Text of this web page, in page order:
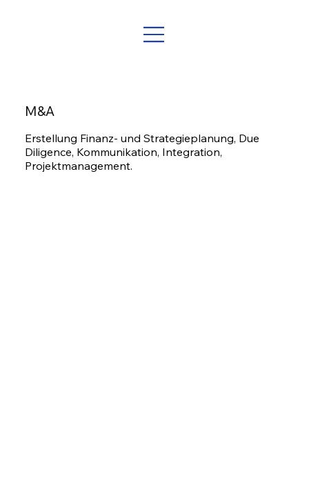
M&A
Erstellung Finanz- und Strategieplanung, Due
Diligence, Kommunikation, Integration,
Projektmanagement.